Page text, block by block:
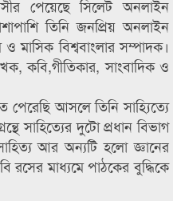
পেয়েছে সিলেট অনলাইন
তিনি জনপ্রিয় অনলাইন
মাসিক বিশ্ববাংলার সম্পাদক।
কবি,গীতিকার, সাংবাদিক ও
আসলে তিনি সাহ্যিত্যে
সাহিত্যের দুটো প্রধান বিভাগ
আর অন্যটি হলো জ্ঞানের
রসের মাধ্যমে পাঠকের বুদ্ধিকে